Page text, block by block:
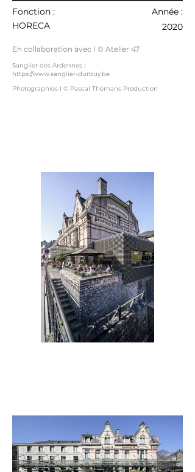
Fonction :
Année :
HORECA
2020
En collaboration avec I © Atelier 47
Sanglier des Ardennes I
https://www.sanglier-durbuy.be
Photographies I © Pascal Thémans Production